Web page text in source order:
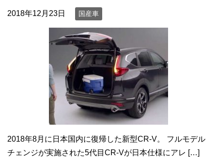
2018年12月23日 国産車
2018年8月に日本国内に復帰した新型CR-V。 フルモデル
チェンジが実施された5代目CR-Vが日本仕様にアレ […]